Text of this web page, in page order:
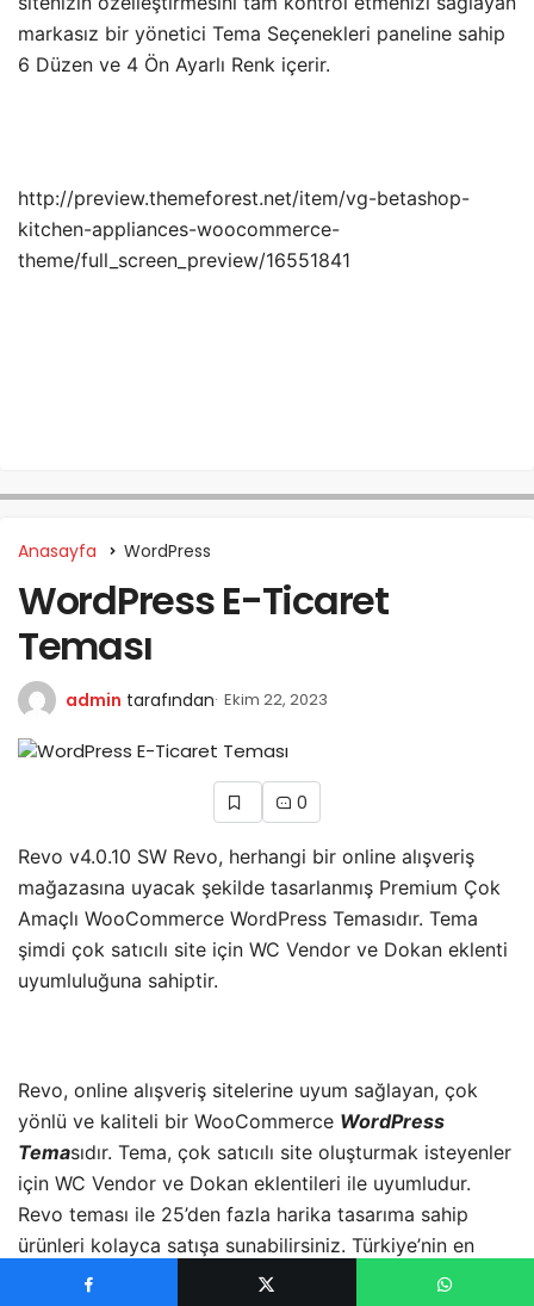
markasız bir yönetici Tema Seçenekleri paneline sahip
6 Düzen ve 4 Ön Ayarlı Renk içerir.
http://preview.themeforest.net/item/vg-betashop-
kitchen-appliances-woocommerce-
theme/full_screen_preview/16551841
Anasayfa WordPress
WordPress E-Ticaret
Teması
admin tarafından Ekim 22, 2023
0
Revo v4.0.10 SW Revo, herhangi bir online alışveriş
mağazasına uyacak şekilde tasarlanmış Premium Çok
Amaçlı WooCommerce WordPress Temasıdır. Tema
şimdi çok satıcılı site için WC Vendor ve Dokan eklenti
uyumluluğuna sahiptir.
Revo, online alışveriş sitelerine uyum sağlayan, çok
yönlü ve kaliteli bir WooCommerce WordPress
Temasıdır. Tema, çok satıcılı site oluşturmak isteyenler
için WC Vendor ve Dokan eklentileri ile uyumludur.
Revo teması ile 25’den fazla harika tasarıma sahip
ürünleri kolayca satışa sunabilirsiniz. Türkiye’nin en
güvenilir WordPress Tema Market’i size dünyanın en iyi